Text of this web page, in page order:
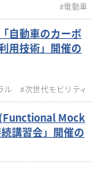
#電動車
自動車のカーボ
用技術」開催の
ル #次世代モビリティ
Mock
講習会」開催の